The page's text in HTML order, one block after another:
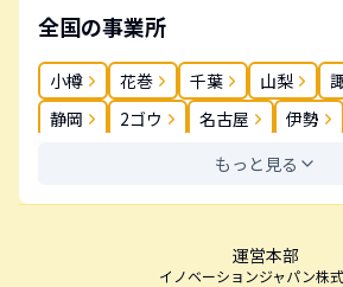
全国の事業所
小樽 花巻 千葉 山梨
静岡
2ゴウ 名古屋 伊勢
松茂 高松
もっと見る
運営本部
イノベーションジャパン株